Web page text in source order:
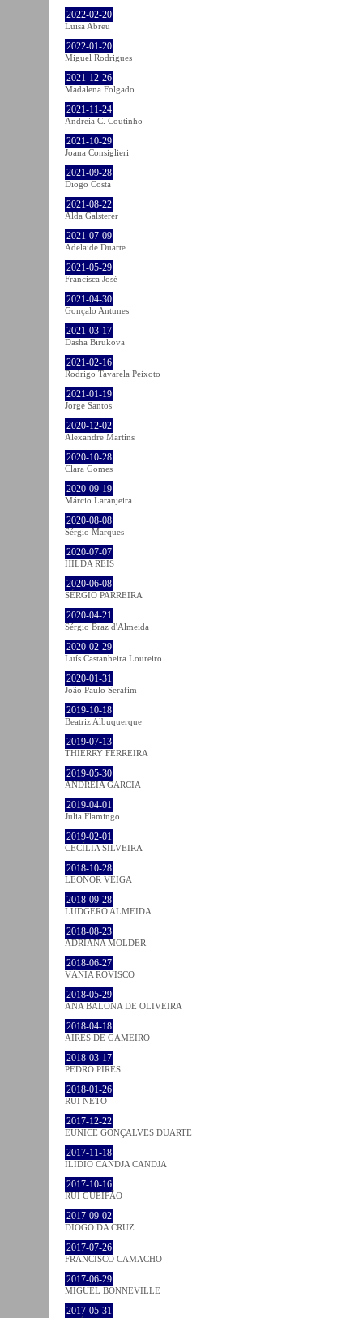
2022-02-20
Luisa Abreu
2022-01-20
Miguel Rodrigues
2021-12-26
Madalena Folgado
2021-11-24
Andreia C. Coutinho
2021-10-29
Joana Consiglieri
2021-09-28
Diogo Costa
2021-08-22
Alda Galsterer
2021-07-09
Adelaide Duarte
2021-05-29
Francisca José
2021-04-30
Gonçalo Antunes
2021-03-17
Dasha Birukova
2021-02-16
Rodrigo Tavarela Peixoto
2021-01-19
Jorge Santos
2020-12-02
Alexandre Martins
2020-10-28
Clara Gomes
2020-09-19
Márcio Laranjeira
2020-08-08
Sérgio Marques
2020-07-07
HILDA REIS
2020-06-08
SÉRGIO PARREIRA
2020-04-21
Sérgio Braz d'Almeida
2020-02-29
Luís Castanheira Loureiro
2020-01-31
João Paulo Serafim
2019-10-18
Beatriz Albuquerque
2019-07-13
THIERRY FERREIRA
2019-05-30
ANDREIA GARCIA
2019-04-01
Julia Flamingo
2019-02-01
CECÍLIA SILVEIRA
2018-10-28
LEONOR VEIGA
2018-09-28
LUDGERO ALMEIDA
2018-08-23
ADRIANA MOLDER
2018-06-27
VÂNIA ROVISCO
2018-05-29
ANA BALONA DE OLIVEIRA
2018-04-18
AIRES DE GAMEIRO
2018-03-17
PEDRO PIRES
2018-01-26
RUI NETO
2017-12-22
EUNICE GONÇALVES DUARTE
2017-11-18
ILIDIO CANDJA CANDJA
2017-10-16
RUI GUEIFÃO
2017-09-02
DIOGO DA CRUZ
2017-07-26
FRANCISCO CAMACHO
2017-06-29
MIGUEL BONNEVILLE
2017-05-31